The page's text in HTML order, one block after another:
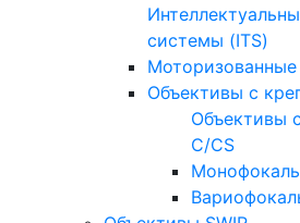
системы (ITS)
Объективы с
Объективы
C/CS